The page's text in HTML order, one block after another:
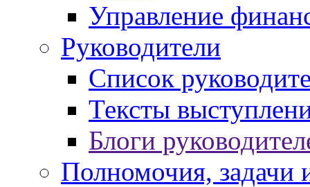
Управление
Руководители
Список
Тексты
Блоги
Полномочия, задачи